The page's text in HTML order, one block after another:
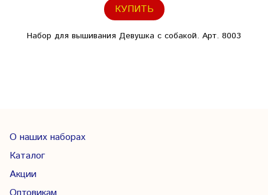
КУПИТЬ
Набор для вышивания Девушка с собакой. Арт. 8003
О наших наборах
Каталог
Акции